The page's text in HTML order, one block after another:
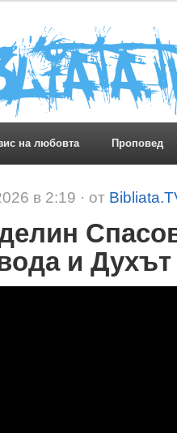
на любовта Проповед
в 2:19 · от
и Духът